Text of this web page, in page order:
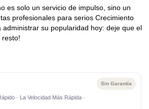
es solo un servicio de impulso, sino un
profesionales para serios Crecimiento
administrar su popularidad hoy: deje que el
resto!
Sin Garantía
· La Velocidad Más Rápida ·